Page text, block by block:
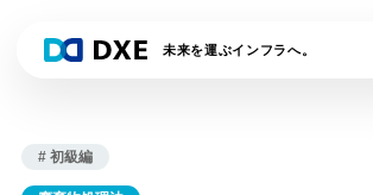
未来を運ぶインフラへ。
DXE Station 収運業
# 初級編